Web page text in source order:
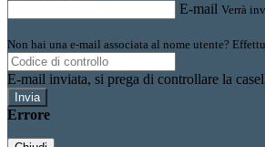
E-mail Verrà
Non hai una e-mail associata al nome utente?
E-mail inviata, si prega di controllare la
Errore